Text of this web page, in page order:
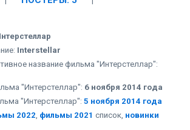
Interstellar
название фильма "Интерстеллар":
"Интерстеллар": 6 ноября 2014 года
"Интерстеллар": 5 ноября 2014 года
2022, фильмы 2021 список, новинки